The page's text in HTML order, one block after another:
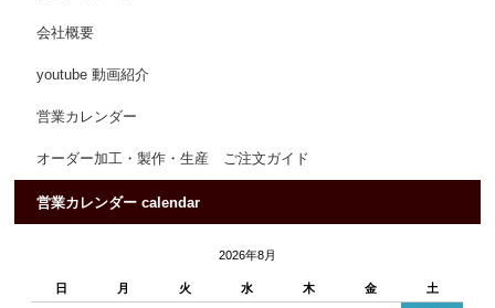
会社概要
youtube 動画紹介
営業カレンダー
オーダー加工・製作・生産 ご注文ガイド
営業カレンダー calendar
2026年8月
日 月 火 水 木 金 土